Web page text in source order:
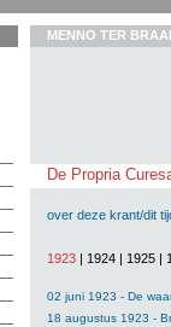
MENNO TER
De Propria
over deze krant/dit
1923 | 1924 | 1925 |
02 juni 1923 - De
18 augustus 1923 -